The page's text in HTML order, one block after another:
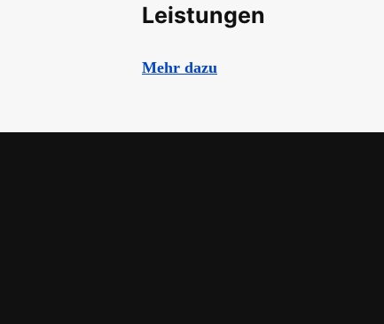
Leistungen
Mehr dazu